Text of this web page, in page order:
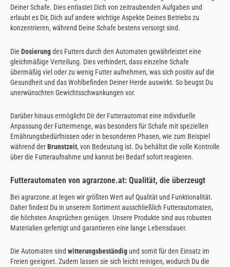
Deiner Schafe. Dies entlastet Dich von zeitraubenden Aufgaben und
erlaubt es Dir, Dich auf andere wichtige Aspekte Deines Betriebs zu
konzentrieren, während Deine Schafe bestens versorgt sind.
Die Dosierungdes Futters durch den Automaten gewährleistet eine
gleichmäßige Verteilung. Dies verhindert, dass einzelne Schafe
übermäßig viel oder zu wenig Futter aufnehmen, was sich positiv auf die
Gesundheit und das Wohlbefinden Deiner Herde auswirkt. So beugst Du
unerwünschten Gewichtsschwankungen vor.
Darüber hinaus ermöglicht Dir der Futterautomat eine individuelle
Anpassung der Futtermenge, was besonders für Schafe mit speziellen
Ernährungsbedürfnissen oder in besonderen Phasen, wie zum Beispiel
während derBrunstzeit, von Bedeutung ist. Du behältst die volle Kontrolle
über die Futteraufnahme und kannst bei Bedarf sofort reagieren.
Futterautomaten von agrarzone.at: Qualität, die überzeugt
Bei agrarzone.at legen wir größten Wert auf Qualität und Funktionalität.
Daher findest Du in unserem Sortiment ausschließlich Futterautomaten,
die höchsten Ansprüchen genügen. Unsere Produkte sind aus robusten
Materialien gefertigt und garantieren eine lange Lebensdauer.
Die Automaten sind witterungsbeständig und somit für den Einsatz im
Freien geeignet. Zudem lassen sie sich leicht reinigen, wodurch Du die